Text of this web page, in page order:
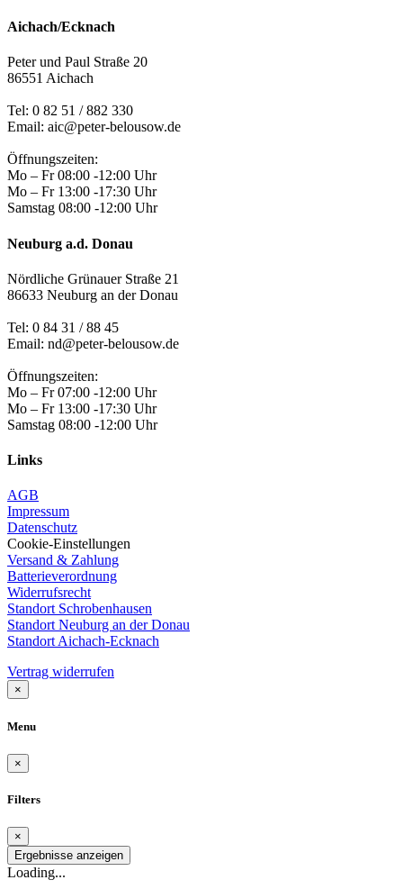
Aichach/Ecknach
Peter und Paul Straße 20
86551 Aichach
Tel: 0 82 51 / 882 330
Email: aic@peter-belousow.de
Öffnungszeiten:
Mo – Fr 08:00 -12:00 Uhr
Mo – Fr 13:00 -17:30 Uhr
Samstag 08:00 -12:00 Uhr
Neuburg a.d. Donau
Nördliche Grünauer Straße 21
86633 Neuburg an der Donau
Tel: 0 84 31 / 88 45
Email: nd@peter-belousow.de
Öffnungszeiten:
Mo – Fr 07:00 -12:00 Uhr
Mo – Fr 13:00 -17:30 Uhr
Samstag 08:00 -12:00 Uhr
Links
AGB
Impressum
Datenschutz
Cookie-Einstellungen
Versand & Zahlung
Batterieverordnung
Widerrufsrecht
Standort Schrobenhausen
Standort Neuburg an der Donau
Standort Aichach-Ecknach
Vertrag widerrufen
×
Menu
×
Filters
×
Ergebnisse anzeigen
Loading...